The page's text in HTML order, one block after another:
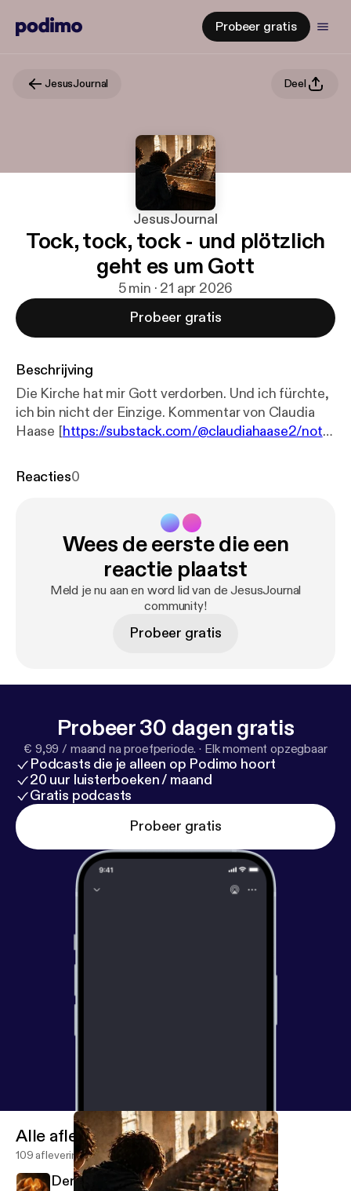
Probeer gratis
JesusJournal Deel
JesusJournal
Tock, tock, tock - und plötzlich
geht es um Gott
5 min · 21 apr 2026
Probeer gratis
Beschrijving
Die Kirche hat mir Gott verdorben. Und ich fürchte,
ich bin nicht der Einzige. Kommentar von Claudia
Haase [https://substack.com/@claudiahaase2/note/
Reacties0
Wees de eerste die een
reactie plaatst
Meld je nu aan en word lid van de JesusJournal
community!
Probeer gratis
Probeer 30 dagen gratis
€ 9,99 / maand na proefperiode. · Elk moment opzegbaar
Podcasts die je alleen op Podimo hoort
20 uur luisterboeken / maand
Gratis podcasts
Probeer gratis
Alle afleveringen
109 afleveringen
Der Sinn des Lebens - Teil 2